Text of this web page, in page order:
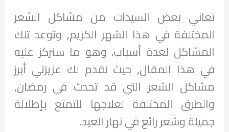
تعاني بعض السيدات من مشاكل الشعر
المختلفة في هذا الشهر الكريم, وتوعد تلك
المشاكل لعدة أسباب. وهو ما سنركز عليه
في هذا المقال, حيث نقدم لك عزيزتي أبرز
مشاكل الشعر التي قد تحدث في رمضان,
والطرق المختلفة لعلاجها للتمتع بإطلالة
جميلة وشعر رائع في نهار العيد.